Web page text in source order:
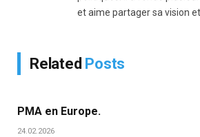
et aime partager sa vision
Related Posts
PMA en Europe.
24.02.2026